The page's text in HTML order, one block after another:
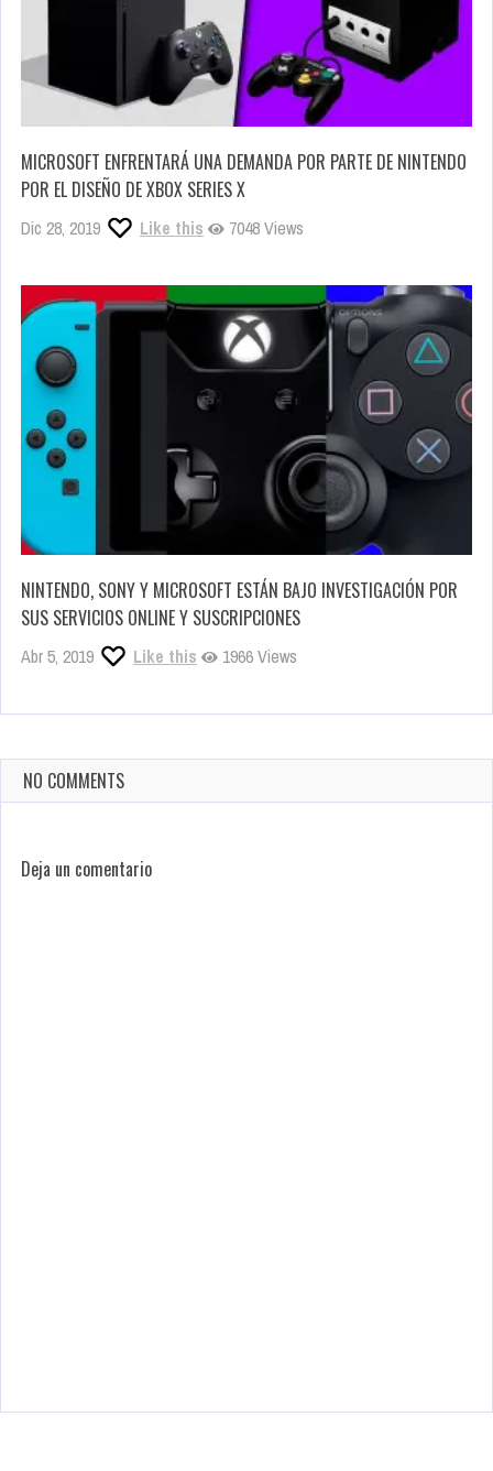
MICROSOFT ENFRENTARÁ UNA DEMANDA POR PARTE DE NINTENDO
POR EL DISEÑO DE XBOX SERIES X
Dic 28, 2019 Like this 7048 Views
NINTENDO, SONY Y MICROSOFT ESTÁN BAJO INVESTIGACIÓN POR
SUS SERVICIOS ONLINE Y SUSCRIPCIONES
Abr 5, 2019 Like this 1966 Views
NO COMMENTS
Deja un comentario